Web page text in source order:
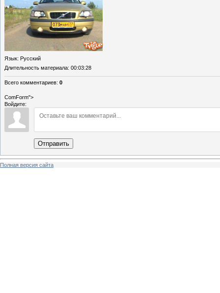
Язык: Русский
Длительность материала: 00:03:28
Всего комментариев: 0
ComForm">
Войдите:
Отправить
Полная версия сайта